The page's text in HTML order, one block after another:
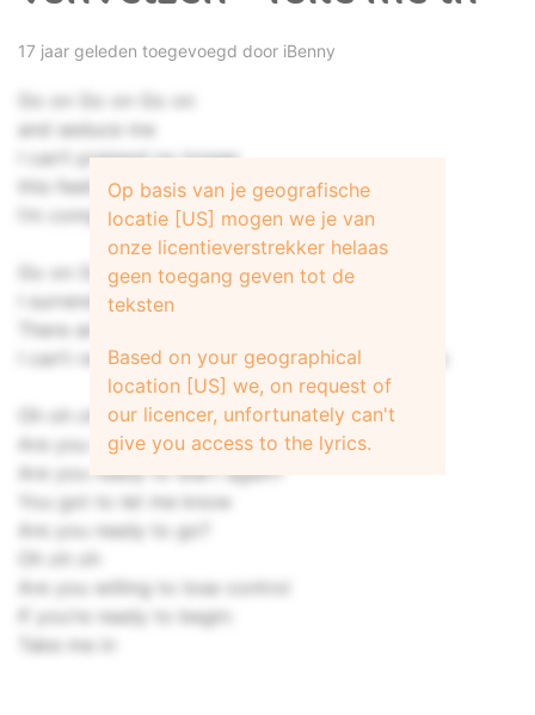
17 jaar geleden toegevoegd door iBenny
Go on Go on Go on
and seduce me
I can’t pretend no longer
this feeling’s taking me over now
I’m completely yours
Go on Go on Go on
I surrender
There ain’t no ego left to defend here
I can’t resist to go where your wild heart grows
Are you willing to play the game?
Are you ready to start again?
You got to let me know
Are you ready to go?
Are you willing to lose control
If you’re ready to begin:
Take me in
Op basis van je geografische
locatie [US] mogen we je van
onze licentieverstrekker helaas
geen toegang geven tot de
teksten
Based on your geographical
location [US] we, on request of
our licencer, unfortunately can't
give you access to the lyrics.